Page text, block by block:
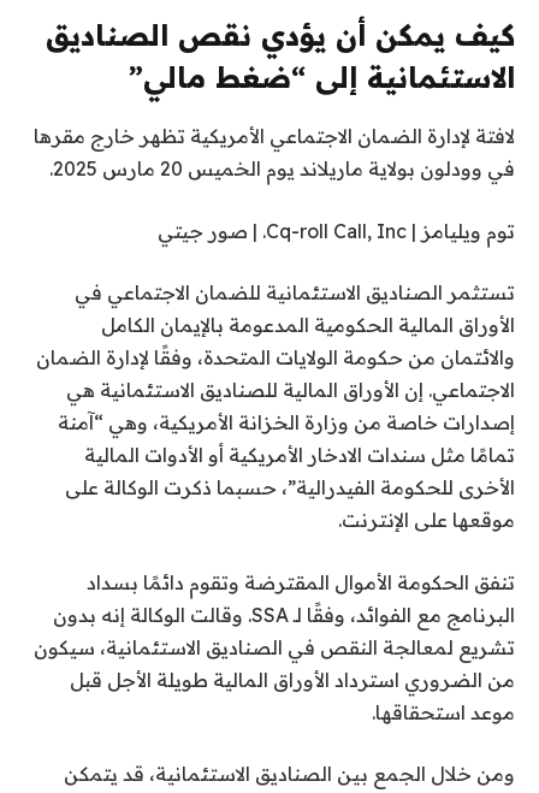
كيف يمكن أن يؤدي نقص الصناديق
الاستئمانية إلى “ضغط مالي”
لافتة لإدارة الضمان الاجتماعي الأمريكية تظهر خارج مقرها
في وودلون بولاية ماريلاند يوم الخميس 20 مارس 2025.
توم ويليامز | Cq-roll Call, Inc. | صور جيتي
تستثمر الصناديق الاستئمانية للضمان الاجتماعي في
الأوراق المالية الحكومية المدعومة بالإيمان الكامل
والائتمان من حكومة الولايات المتحدة، وفقًا لإدارة الضمان
الاجتماعي. إن الأوراق المالية للصناديق الاستئمانية هي
إصدارات خاصة من وزارة الخزانة الأمريكية، وهي “آمنة
تمامًا مثل سندات الادخار الأمريكية أو الأدوات المالية
الأخرى للحكومة الفيدرالية”، حسبما ذكرت الوكالة على
موقعها على الإنترنت.
تنفق الحكومة الأموال المقترضة وتقوم دائمًا بسداد
البرنامج مع الفوائد، وفقًا لـ SSA. وقالت الوكالة إنه بدون
تشريع لمعالجة النقص في الصناديق الاستئمانية، سيكون
من الضروري استرداد الأوراق المالية طويلة الأجل قبل
موعد استحقاقها.
ومن خلال الجمع بين الصناديق الاستئمانية، قد يتمكن